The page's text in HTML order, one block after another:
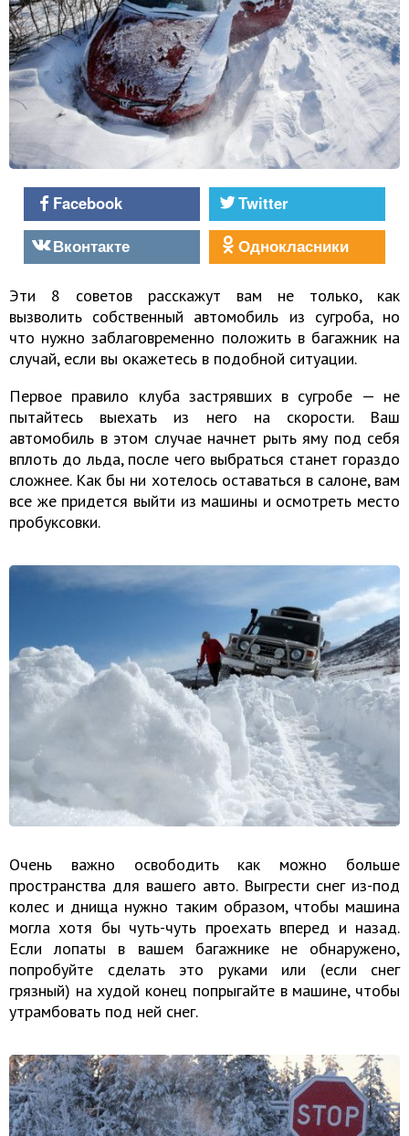
Facebook
Twitter
Вконтакте
Однокласники
Эти 8 советов расскажут вам не только, как
вызволить собственный автомобиль из сугроба, но
что нужно заблаговременно положить в багажник на
случай, если вы окажетесь в подобной ситуации.
Первое правило клуба застрявших в сугробе — не
пытайтесь выехать из него на скорости. Ваш
автомобиль в этом случае начнет рыть яму под себя
вплоть до льда, после чего выбраться станет гораздо
сложнее. Как бы ни хотелось оставаться в салоне, вам
все же придется выйти из машины и осмотреть место
пробуксовки.
Очень важно освободить как можно больше
пространства для вашего авто. Выгрести снег из-под
колес и днища нужно таким образом, чтобы машина
могла хотя бы чуть-чуть проехать вперед и назад.
Если лопаты в вашем багажнике не обнаружено,
попробуйте сделать это руками или (если снег
грязный) на худой конец попрыгайте в машине, чтобы
утрамбовать под ней снег.